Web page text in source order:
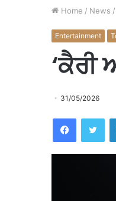
Home / News /
Entertainment
‘ਕੈਰੀ
31/05/2026